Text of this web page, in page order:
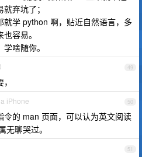
弃坑了；
学 python 啊，贴近自然语言，多
容易。
啥随你。
49
50
iPhone
的 man 页面，可以认为英文阅读
无聊哭过。
51